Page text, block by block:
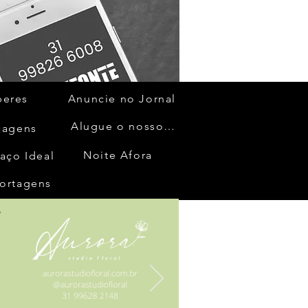
Ideal
Anuncie no Jornal
Alugue o nosso espaço
Noite Afora